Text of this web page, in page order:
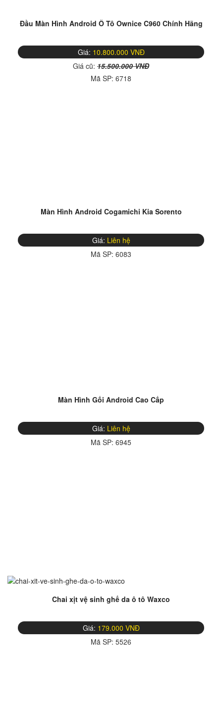
Đầu Màn Hình Android Ô Tô Ownice C960 Chính Hãng
Giá: 10.800.000 VNĐ
Giá cũ: 15.500.000 VNĐ
Mã SP: 6718
Màn Hình Android Cogamichi Kia Sorento
Giá: Liên hệ
Mã SP: 6083
Màn Hình Gối Android Cao Cấp
Giá: Liên hệ
Mã SP: 6945
Chai xịt vệ sinh ghế da ô tô Waxco
Giá: 179.000 VNĐ
Mã SP: 5526